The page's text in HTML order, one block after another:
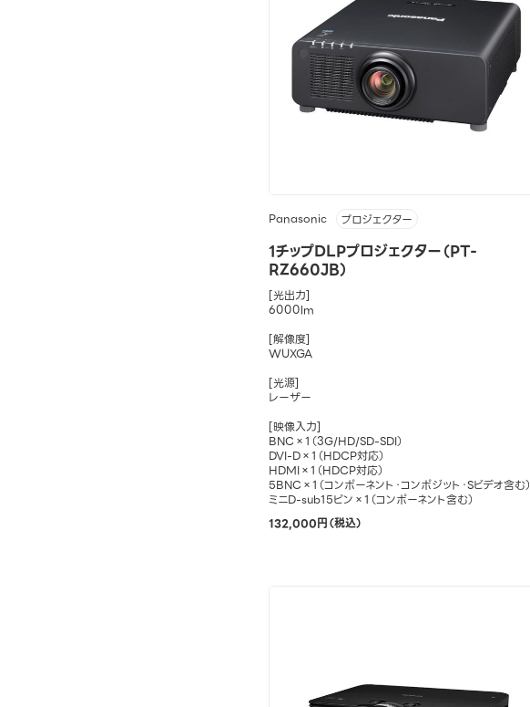
Panasonic プロジェクター
1チップDLPプロジェクター（PT-
RZ660JB）
[光出力]
6000lm
[解像度]
WUXGA
[光源]
レーザー
[映像入力]
BNC×1（3G/HD/SD-SDI）
DVI-D×1（HDCP対応）
HDMI×1（HDCP対応）
5BNC×1（コンポーネント・コンポジット・Sビデオ含む）
ミニD-sub15ピン×1（コンポーネント含む）
132,000円（税込）